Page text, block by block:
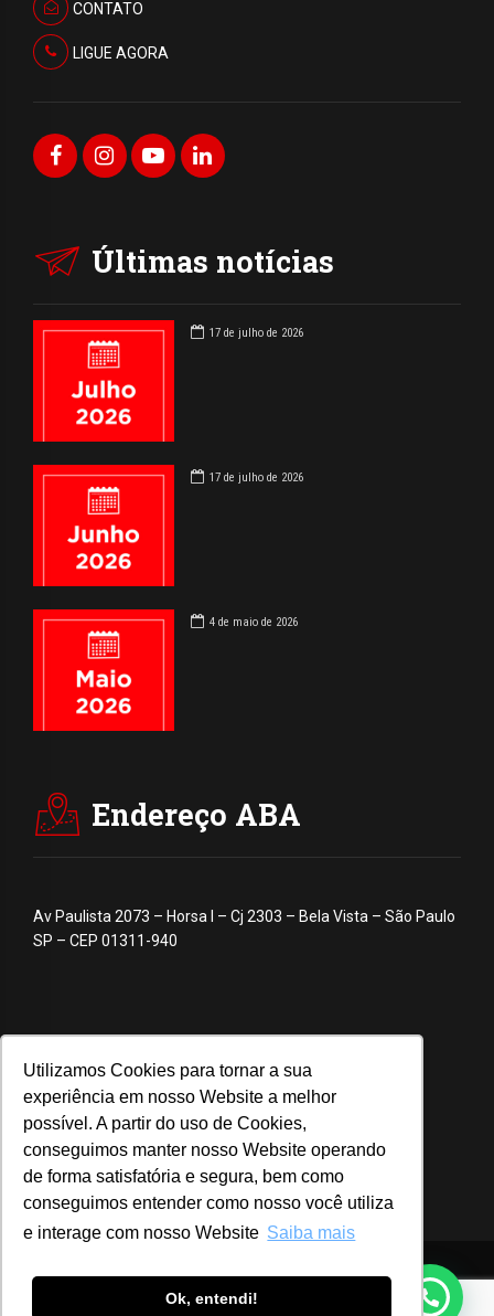
Utilizamos Cookies para tornar a sua
experiência em nosso Website a melhor
possível. A partir do uso de Cookies,
conseguimos manter nosso Website operando
de forma satisfatória e segura, bem como
conseguimos entender como nosso você utiliza
e interage com nosso Website Saiba mais
Ok, entendi!
CONTATO
LIGUE AGORA
Últimas notícias
17 de julho de 2026
17 de julho de 2026
4 de maio de 2026
Endereço ABA
Av Paulista 2073 – Horsa I – Cj 2303 – Bela Vista – São Paulo
SP – CEP 01311-940
© 2020 ABA – Associação Brasileira de Anunciantes